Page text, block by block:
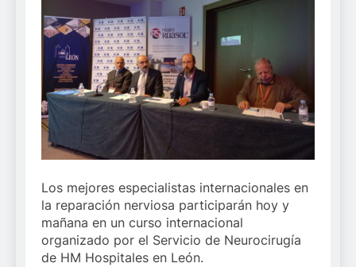
Los mejores especialistas internacionales en
la reparación nerviosa participarán hoy y
mañana en un curso internacional
organizado por el Servicio de Neurocirugía
de HM Hospitales en León.